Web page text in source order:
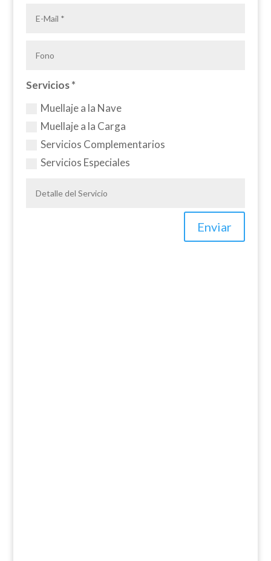
Servicios *
Muellaje a la Nave
Muellaje a la Carga
Servicios Complementarios
Servicios Especiales
Enviar